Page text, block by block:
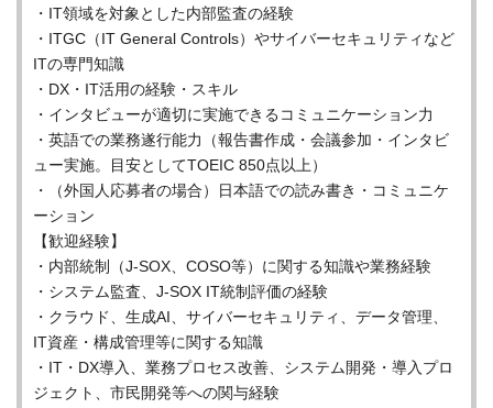
・IT領域を対象とした内部監査の経験
・ITGC（IT General Controls）やサイバーセキュリティなど
ITの専門知識
・DX・IT活用の経験・スキル
・インタビューが適切に実施できるコミュニケーション力
・英語での業務遂行能力（報告書作成・会議参加・インタビ
ュー実施。目安としてTOEIC 850点以上）
・（外国人応募者の場合）日本語での読み書き・コミュニケ
ーション
【歓迎経験】
・内部統制（J-SOX、COSO等）に関する知識や業務経験
・システム監査、J-SOX IT統制評価の経験
・クラウド、生成AI、サイバーセキュリティ、データ管理、
IT資産・構成管理等に関する知識
・IT・DX導入、業務プロセス改善、システム開発・導入プロ
ジェクト、市民開発等への関与経験